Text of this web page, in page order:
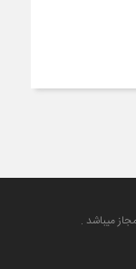
میباشد .